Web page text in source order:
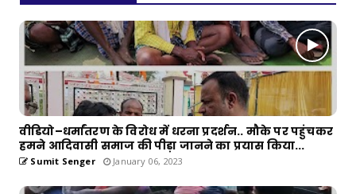
वीडियो–धर्मांतरण के विरोध में धरना प्रदर्शन.. मौके पर पहुंचकर
हमने आदिवासी समाज की पीड़ा जानने का प्रयास किया...
Sumit Senger January 06, 2023